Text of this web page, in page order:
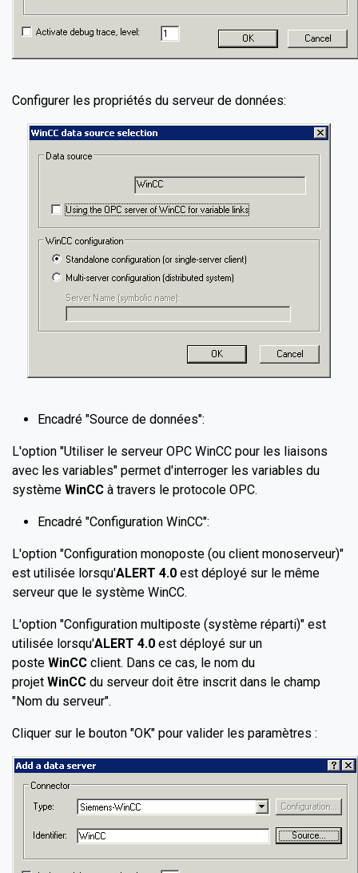
Configurer les propriétés du serveur de données:
Encadré "Source de données":
L'option "Utiliser le serveur OPC WinCC pour les liaisons
avec les variables" permet d'interroger les variables du
système WinCC à travers le protocole OPC.
Encadré "Configuration WinCC":
L'option "Configuration monoposte (ou client monoserveur)"
est utilisée lorsqu'ALERT 4.0 est déployé sur le même
serveur que le système WinCC.
L'option "Configuration multiposte (système réparti)" est
utilisée lorsqu'ALERT 4.0 est déployé sur un
poste WinCC client. Dans ce cas, le nom du
projet WinCC du serveur doit être inscrit dans le champ
"Nom du serveur".
Cliquer sur le bouton "OK" pour valider les paramètres :